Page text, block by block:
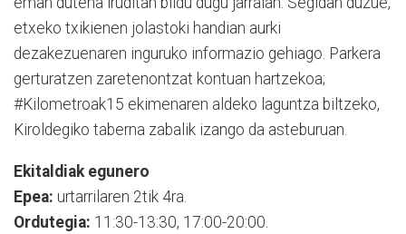
etxeko txikienen jolastoki handian aurki
dezakezuenaren inguruko informazio gehiago. Parkera
gerturatzen zaretenontzat kontuan hartzekoa;
#Kilometroak15 ekimenaren aldeko laguntza biltzeko,
Kiroldegiko taberna zabalik izango da asteburuan.
Ekitaldiak egunero
Epea: urtarrilaren 2tik 4ra.
Ordutegia: 11:30-13:30, 17:00-20:00.